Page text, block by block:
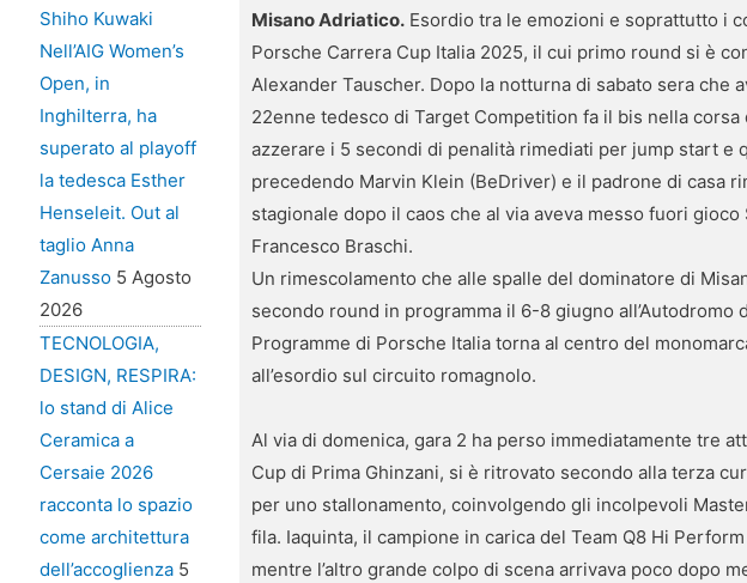
Shiho Kuwaki
Nell’AIG Women’s
Open, in
Inghilterra, ha
superato al playoff
la tedesca Esther
Henseleit. Out al
taglio Anna
Zanusso 5 Agosto
2026
TECNOLOGIA,
DESIGN, RESPIRA:
lo stand di Alice
Ceramica a
Cersaie 2026
racconta lo spazio
come architettura
dell’accoglienza 5
Misano Adriatico. Esordio tra le emozioni e soprattutto i
Porsche Carrera Cup Italia 2025, il cui primo round si è
Alexander Tauscher. Dopo la notturna di sabato sera
22enne tedesco di Target Competition fa il bis nella
azzerare i 5 secondi di penalità rimediati per jump start
precedendo Marvin Klein (BeDriver) e il padrone di casa
stagionale dopo il caos che al via aveva messo fuori
Francesco Braschi.
Un rimescolamento che alle spalle del dominatore di
secondo round in programma il 6-8 giugno
Programme di Porsche Italia torna al centro del
all’esordio sul circuito romagnolo.
Al via di domenica, gara 2 ha perso immediatamente tre
Cup di Prima Ghinzani, si è ritrovato secondo alla terza
per uno stallonamento, coinvolgendo gli incolpevoli
fila. Iaquinta, il campione in carica del Team Q8 Hi
mentre l’altro grande colpo di scena arrivava poco dopo